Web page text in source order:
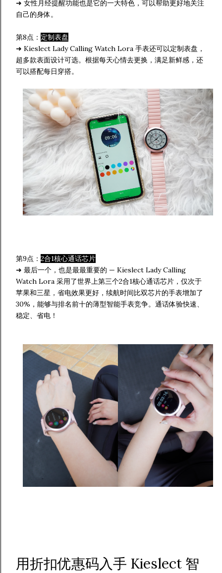
➜ 女性月经提醒功能也是它的一大特色，可以帮助更好地关注
自己的身体。
第8点： 定制表盘
➜ Kieslect Lady Calling Watch Lora 手表还可以定制表盘，
超多款表面设计可选。根据每天心情去更换，满足新鲜感，还
可以搭配每日穿搭。
第9点： 2合1核心通话芯片
➜ 最后一个，也是最最重要的 — Kieslect Lady Calling
Watch Lora 采用了世界上第三个2合1核心通话芯片，仅次于
苹果和三星，省电效果更好，续航时间比双芯片的手表增加了
30%，能够与排名前十的薄型智能手表竞争。通话体验快速、
稳定、省电！
用折扣优惠码入手 Kieslect 智